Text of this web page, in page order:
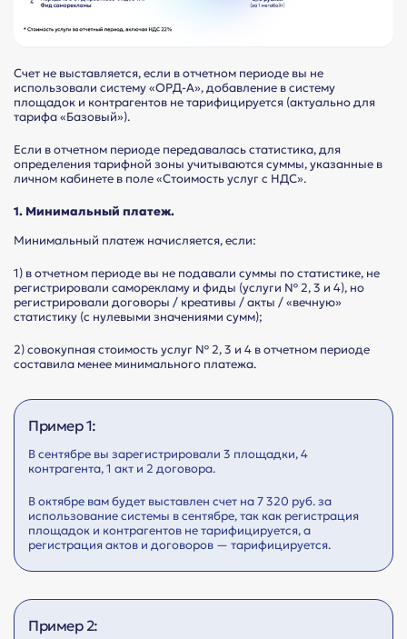
Счет не выставляется, если в отчетном периоде вы не
использовали систему «ОРД-А», добавление в систему
площадок и контрагентов не тарифицируется (актуально для
тарифа «Базовый»).
Если в отчетном периоде передавалась статистика, для
определения тарифной зоны учитываются суммы, указанные в
личном кабинете в поле «Стоимость услуг с НДС».
1. Минимальный платеж.
Минимальный платеж начисляется, если:
1) в отчетном периоде вы не подавали суммы по статистике, не
регистрировали саморекламу и фиды (услуги № 2, 3 и 4), но
регистрировали договоры / креативы / акты / «вечную»
статистику (с нулевыми значениями сумм);
2) совокупная стоимость услуг № 2, 3 и 4 в отчетном периоде
составила менее минимального платежа.
Пример 1:
В сентябре вы зарегистрировали 3 площадки, 4
контрагента, 1 акт и 2 договора.
В октябре вам будет выставлен счет на 7 320 руб. за
использование системы в сентябре, так как регистрация
площадок и контрагентов не тарифицируется, а
регистрация актов и договоров — тарифицируется.
Пример 2: